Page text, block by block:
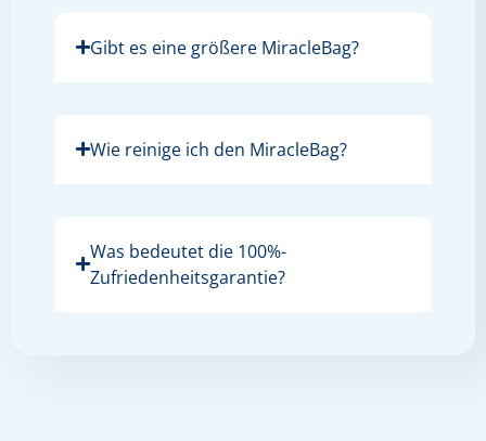
Gibt es eine größere MiracleBag?
Wie reinige ich den MiracleBag?
Was bedeutet die 100%-
Zufriedenheitsgarantie?